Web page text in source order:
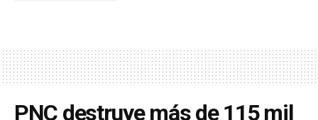
PNC destruye más de 115 mil